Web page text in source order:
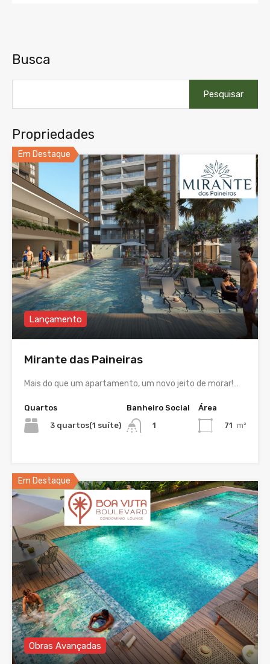
Busca
por:
Propriedades
Em Destaque
Lançamento
Mirante das Paineiras
Mais do que um apartamento, um novo jeito de morar!…
Quartos
3 quartos(1 suíte)
Banheiro Social
1
Área
71 m²
Em Destaque
Obras Avançadas